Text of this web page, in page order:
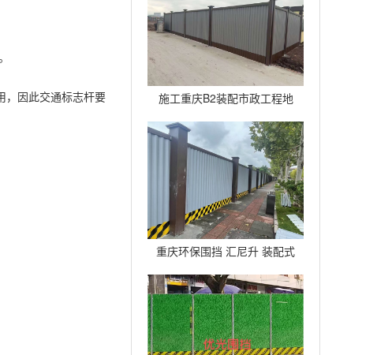
施工重庆B2装配市政工程地
铁围挡建筑道路临时护栏
重庆环保围挡 汇尼升 装配式
B2围挡生产厂家
，因此交通标志杆要